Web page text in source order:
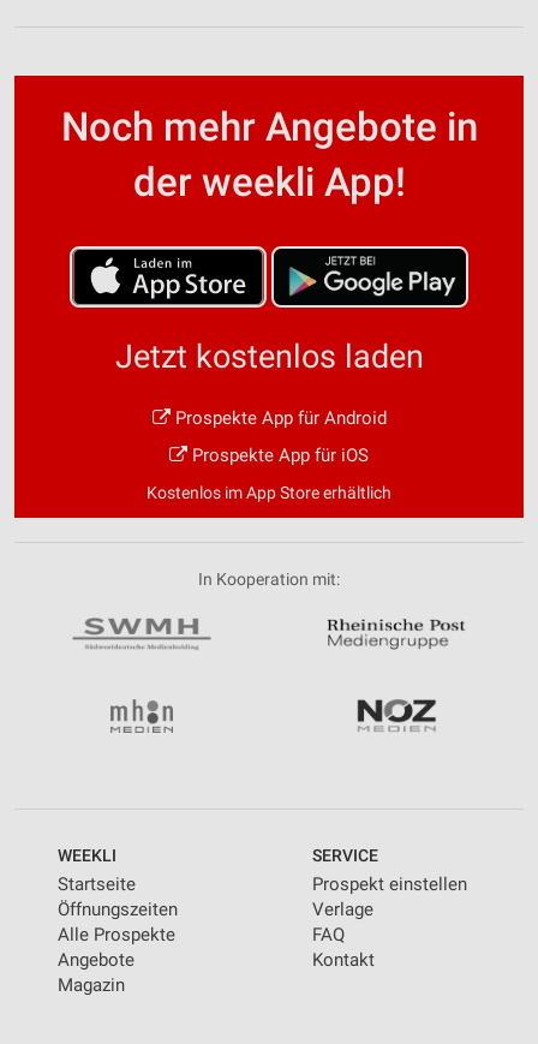
Noch mehr Angebote in
der weekli App!
Jetzt kostenlos laden
Prospekte App für Android
Prospekte App für iOS
Kostenlos im App Store erhältlich
In Kooperation mit:
WEEKLI
Startseite
Öffnungszeiten
Alle Prospekte
Angebote
Magazin
SERVICE
Prospekt einstellen
Verlage
FAQ
Kontakt